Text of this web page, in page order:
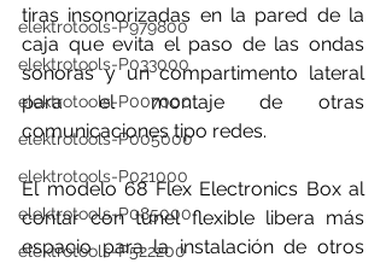
elektrotools-P979800
elektrotools-P033000
elektrotools-P007000
elektrotools-P005000
elektrotools-P021000
elektrotools-P085000
elektrotools-P522200
tiras insonorizadas en la pared de la
caja que evita el paso de las ondas
sonoras y un compartimento lateral
para el montaje de otras
comunicaciones tipo redes.
El modelo 68 Flex Electronics Box al
contar con túnel flexible libera más
espacio para la instalación de otros